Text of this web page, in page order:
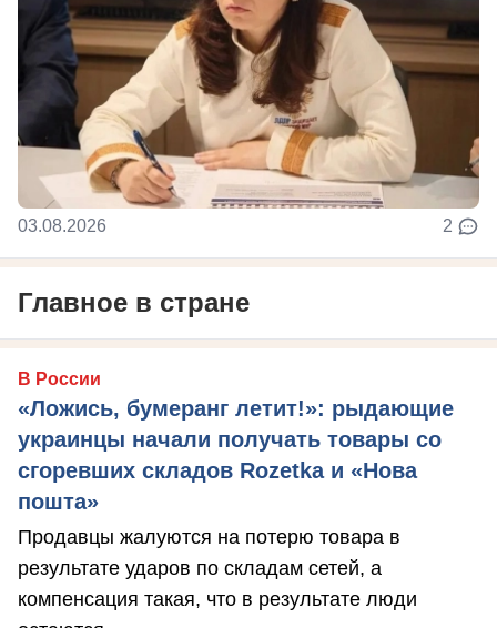
03.08.2026 2
Главное в стране
В России
«Ложись, бумеранг летит!»: рыдающие
украинцы начали получать товары со
сгоревших складов Rozetka и «Нова
пошта»
Продавцы жалуются на потерю товара в
результате ударов по складам сетей, а
компенсация такая, что в результате люди